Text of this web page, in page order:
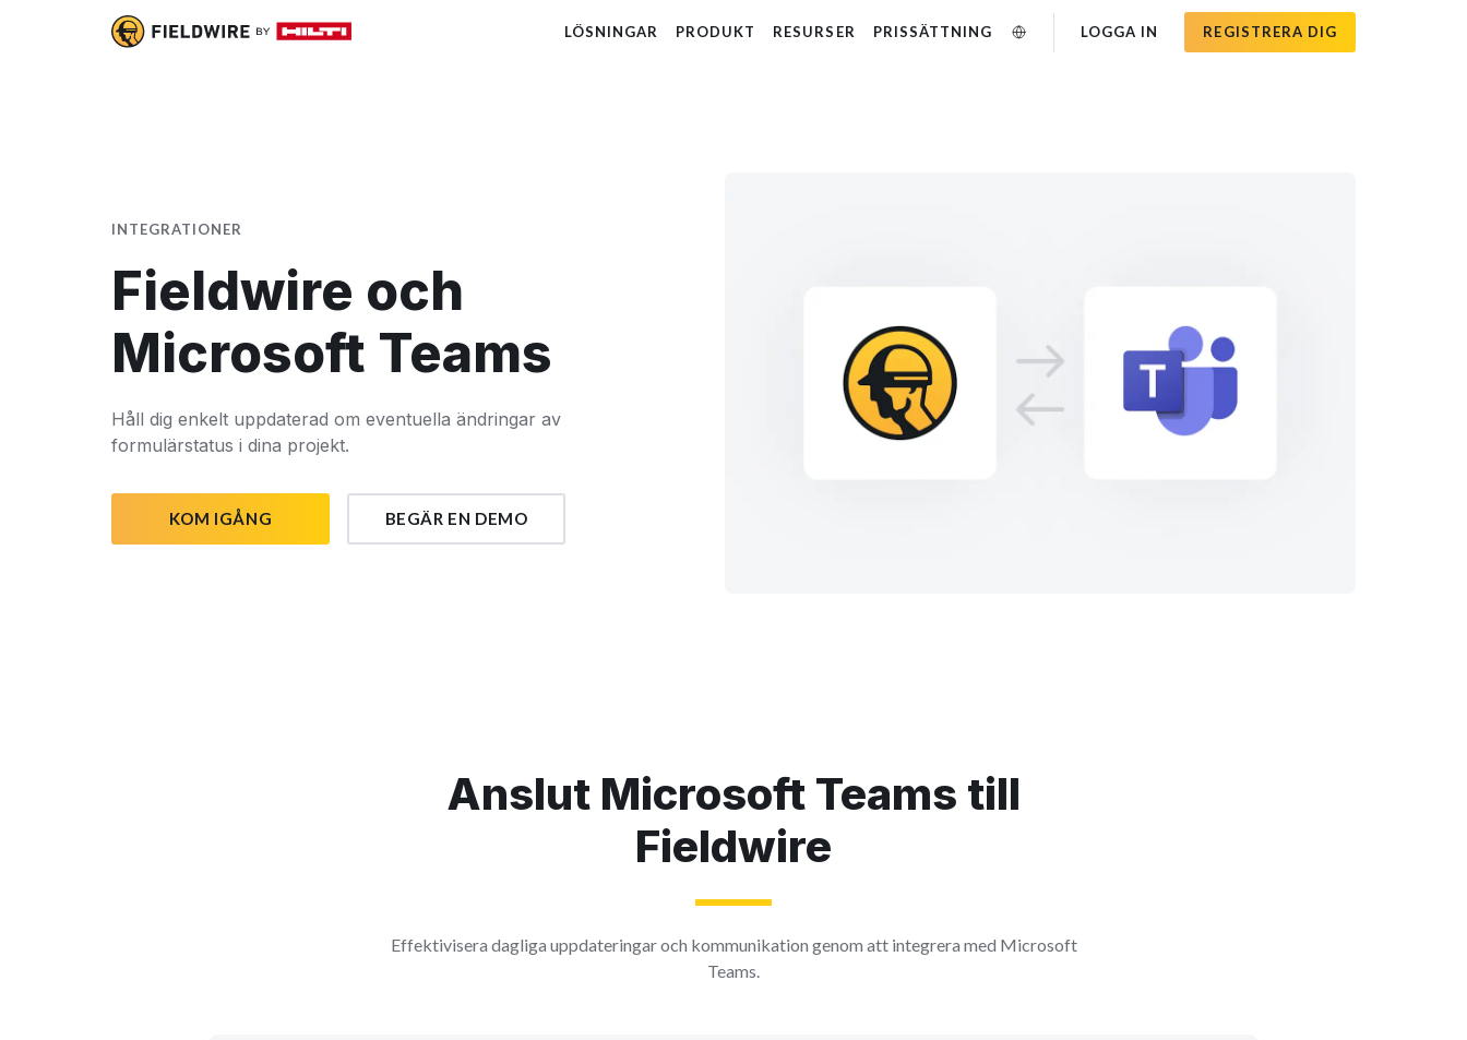
LÖSNINGAR PRODUKT RESURSER PRISSÄTTNING LOGGA IN REGISTRERA DIG
INTEGRATIONER
Fieldwire och
Microsoft Teams
Håll dig enkelt uppdaterad om eventuella ändringar av
formulärstatus i dina projekt.
KOM IGÅNG BEGÄR EN DEMO
Anslut Microsoft Teams till
Fieldwire
Effektivisera dagliga uppdateringar och kommunikation genom att integrera med Microsoft
Teams.